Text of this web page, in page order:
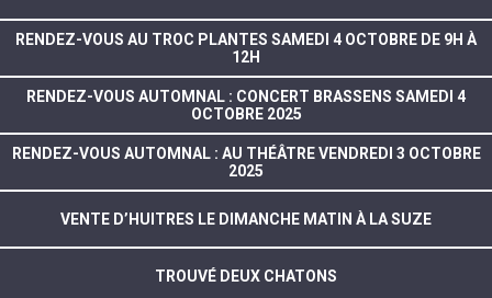
RENDEZ-VOUS AU TROC PLANTES SAMEDI 4 OCTOBRE DE 9H À
12H
RENDEZ-VOUS AUTOMNAL : CONCERT BRASSENS SAMEDI 4
OCTOBRE 2025
RENDEZ-VOUS AUTOMNAL : AU THÉÂTRE VENDREDI 3 OCTOBRE
2025
VENTE D’HUITRES LE DIMANCHE MATIN À LA SUZE
TROUVÉ DEUX CHATONS